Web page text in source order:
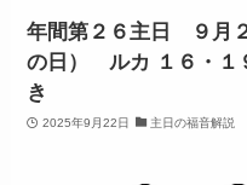
年間第２６主日 ９月
の日） ルカ １６・１
き
2025年9月22日 主日の福音解説